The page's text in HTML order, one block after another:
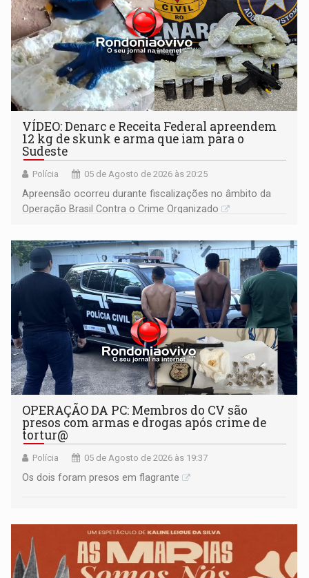
VÍDEO: Denarc e Receita Federal apreendem
12 kg de skunk e arma que iam para o
Sudeste
Polícia 05 de Agosto de 2026 às 20:25
Apreensão ocorreu durante fiscalizações no âmbito da
Operação Brasil Contra o Crime Organizado
OPERAÇÃO DA PC: Membros do CV são
presos com armas e drogas após crime de
tortur@
Polícia 05 de Agosto de 2026 às 19:37
Os dois foram presos em flagrante